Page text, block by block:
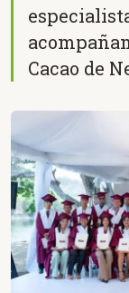
Cacao de